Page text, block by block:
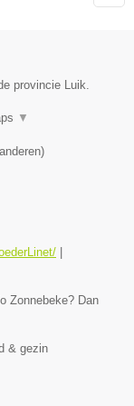
provincie Luik.
▼
)
Zonnebeke? Dan
& gezin